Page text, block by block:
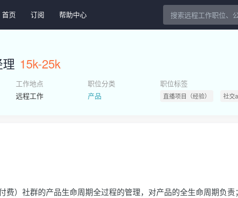
首页 订阅 帮助中心
15k-25k
工作地点
远程工作
职位分类
产品
职位标签
直播项目（经验） 社交
费）社群的产品生命周期全过程的管理，对产品的全生命周期负